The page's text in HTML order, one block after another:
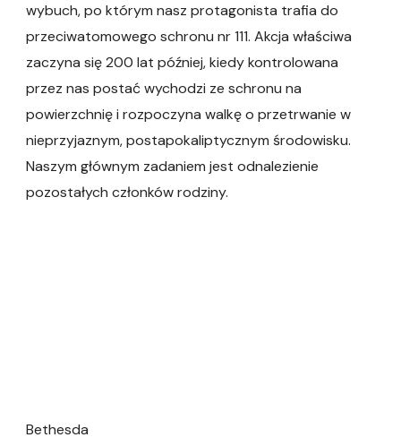
wybuch, po którym nasz protagonista trafia do
przeciwatomowego schronu nr 111. Akcja właściwa
zaczyna się 200 lat później, kiedy kontrolowana
przez nas postać wychodzi ze schronu na
powierzchnię i rozpoczyna walkę o przetrwanie w
nieprzyjaznym, postapokaliptycznym środowisku.
Naszym głównym zadaniem jest odnalezienie
pozostałych członków rodziny.
Bethesda